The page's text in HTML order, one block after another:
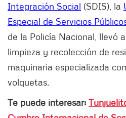
Integración Social (SDIS), la
Especial de Servicios
de la Policía Nacional, llevó
limpieza y recolección de
maquinaria especializada
volquetas.
Te puede interesar: